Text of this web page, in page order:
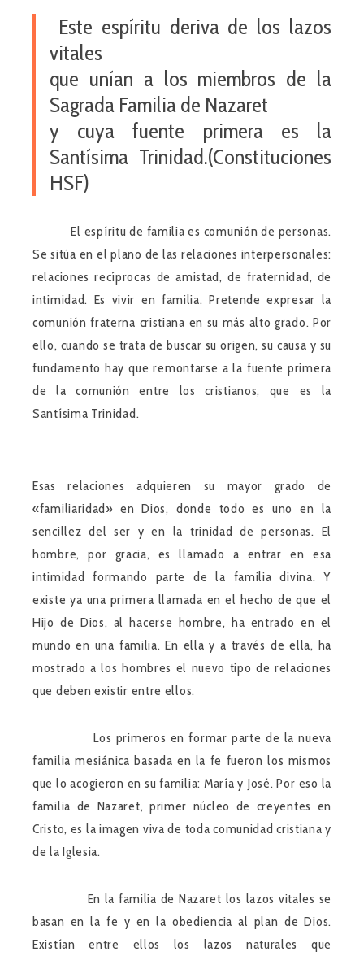
Este espíritu deriva de los lazos
vitales
que unían a los miembros de la
Sagrada Familia de Nazaret
y cuya fuente primera es la
Santísima Trinidad.(Constituciones
HSF)
El espíritu de familia es comunión de personas.
Se sitúa en el plano de las relaciones interpersonales:
relaciones recíprocas de amistad, de fraternidad, de
intimidad. Es vivir en familia. Pretende expresar la
comunión fraterna cristiana en su más alto grado. Por
ello, cuando se trata de buscar su origen, su causa y su
fundamento hay que remontarse a la fuente primera
de la comunión entre los cristianos, que es la
Santísima Trinidad.
Esas relaciones adquieren su mayor grado de
«familiaridad» en Dios, donde todo es uno en la
sencillez del ser y en la trinidad de personas. El
hombre, por gracia, es llamado a entrar en esa
intimidad formando parte de la familia divina. Y
existe ya una primera llamada en el hecho de que el
Hijo de Dios, al hacerse hombre, ha entrado en el
mundo en una familia. En ella y a través de ella, ha
mostrado a los hombres el nuevo tipo de relaciones
que deben existir entre ellos.
Los primeros en formar parte de la nueva
familia mesiánica basada en la fe fueron los mismos
que lo acogieron en su familia: María y José. Por eso la
familia de Nazaret, primer núcleo de creyentes en
Cristo, es la imagen viva de toda comunidad cristiana y
de la Iglesia.
En la familia de Nazaret los lazos vitales se
basan en la fe y en la obediencia al plan de Dios.
Existían entre ellos los lazos naturales que